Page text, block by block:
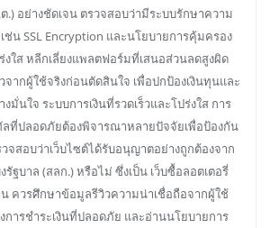
.) อย่างชัดเจน ตรวจสอบว่ามีระบบรักษาความ
น SSL Encryption และนโยบายการคุ้มครอง
ใส หลีกเลี่ยงแพลตฟอร์มที่เสนอส่วนลดสูงผิด
ากผู้ใช้จริงก่อนตัดสินใจ เพื่อปกป้องเงินทุนและ
นใจ ระบบการเงินที่รวดเร็วและโปร่งใส การ
ลที่ปลอดภัยต้องพิจารณาหลายปัจจัยเพื่อป้องกัน
วจสอบว่าเว็บไซต์ได้รับอนุญาตอย่างถูกต้องจาก
ฐบาล (สลก.) หรือไม่ ซึ่งเป็น เว็บซื้อลอตเตอรี่
ควรศึกษาข้อมูลรีวิวความน่าเชื่อถือจากผู้ใช้
การชำระเงินที่ปลอดภัย และอ่านนโยบายการ